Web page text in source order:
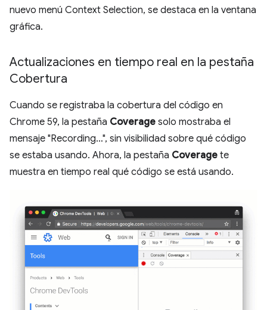
nuevo menú Context Selection, se destaca en la ventana
gráfica.
Actualizaciones en tiempo real en la pestaña
Cobertura
Cuando se registraba la cobertura del código en
Chrome 59, la pestaña Coverage solo mostraba el
mensaje "Recording…", sin visibilidad sobre qué código
se estaba usando. Ahora, la pestaña Coverage te
muestra en tiempo real qué código se está usando.